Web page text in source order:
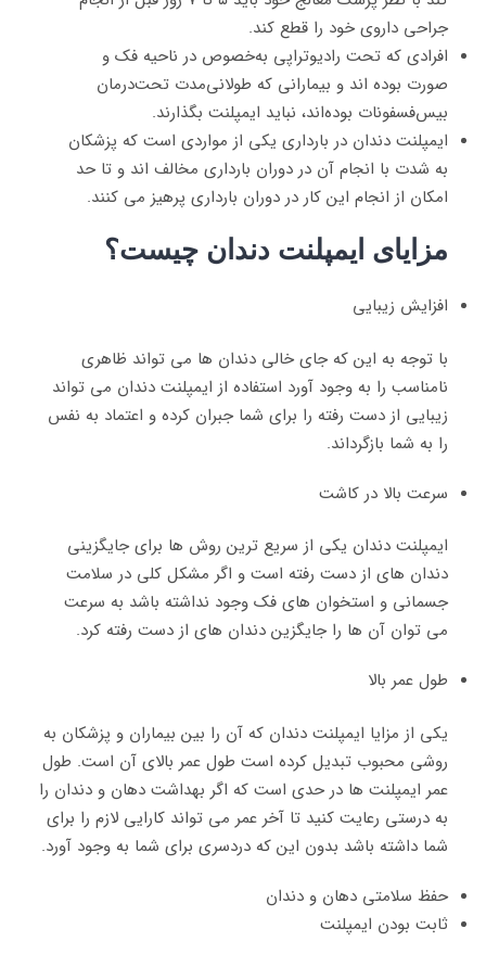
جراحی داروی خود را قطع کند.
افرادی که تحت‌ رادیوتراپی به‌خصوص در ناحیه فک و
صورت بوده اند و بیمارانی که طولانی‌مدت تحت‌درمان
بیس‌فسفونات بوده‌اند، نباید ایمپلنت بگذارند.
ایمپلنت دندان در بارداری یکی از مواردی است که پزشکان
به شدت با انجام آن در دوران بارداری مخالف اند و تا حد
امکان از انجام این کار در دوران بارداری پرهیز می کنند.
مزایای ایمپلنت دندان چیست؟
افزایش زیبایی
با توجه به این که جای خالی دندان ها می تواند ظاهری
نامناسب را به وجود آورد استفاده از ایمپلنت دندان می تواند
زیبایی از دست رفته را برای شما جبران کرده و اعتماد به نفس
را به شما بازگرداند.
سرعت بالا در کاشت
ایمپلنت دندان یکی از سریع ترین روش ها برای جایگزینی
دندان های از دست رفته است و اگر مشکل کلی در سلامت
جسمانی و استخوان های فک وجود نداشته باشد به سرعت
می توان آن ها را جایگزین دندان های از دست رفته کرد.
طول عمر بالا
یکی از مزایا ایمپلنت دندان که آن را بین بیماران و پزشکان به
روشی محبوب تبدیل کرده است طول عمر بالای آن است. طول
عمر ایمپلنت ها در حدی است که اگر بهداشت دهان و دندان را
به درستی رعایت کنید تا آخر عمر می تواند کارایی لازم را برای
شما داشته باشد بدون این که دردسری برای شما به وجود آورد.
حفظ سلامتی دهان و دندان
ثابت بودن ایمپلنت